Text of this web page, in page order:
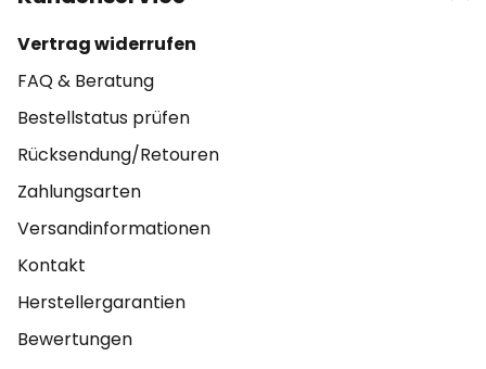
Vertrag widerrufen
FAQ & Beratung
Bestellstatus prüfen
Rücksendung/Retouren
Zahlungsarten
Versandinformationen
Kontakt
Herstellergarantien
Bewertungen